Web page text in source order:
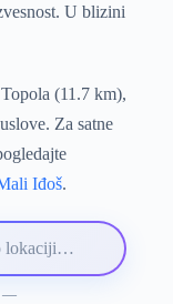
U blizini
(11.7 km),
Za satne
Iđoš.
—